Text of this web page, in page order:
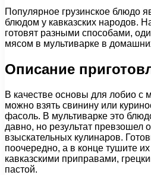
Популярное грузинское блюдо
блюдом у кавказских народов.
готовят разными способами,
мясом в мультиварке в
Описание
В качестве основы для лобио с
можно взять свинину или
фасоль. В мультиварке это
давно, но результат превзошел
взыскательных кулинаров.
поочередно, а в конце тушите
кавказскими приправами,
пастой.